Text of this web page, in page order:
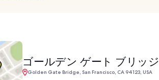
ゴールデン ゲート ブリッジ
Golden Gate Bridge, San Francisco, CA 94123, USA